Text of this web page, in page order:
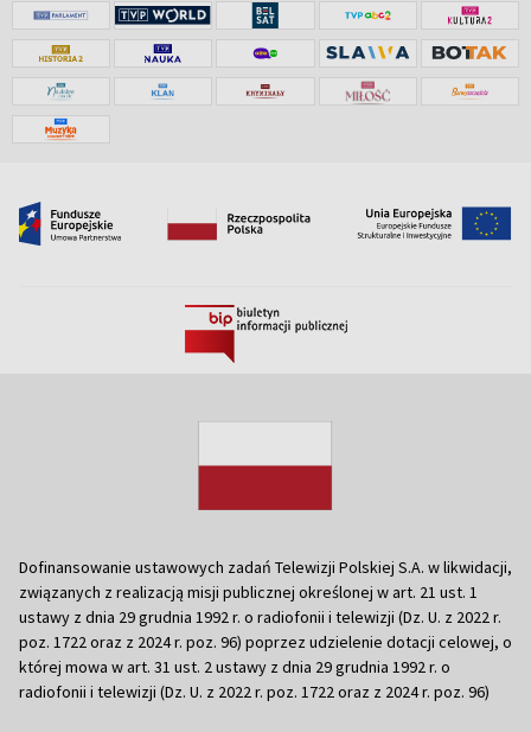
Dofinansowanie ustawowych zadań Telewizji Polskiej S.A. w likwidacji,
związanych z realizacją misji publicznej określonej w art. 21 ust. 1
ustawy z dnia 29 grudnia 1992 r. o radiofonii i telewizji (Dz. U. z 2022 r.
poz. 1722 oraz z 2024 r. poz. 96) poprzez udzielenie dotacji celowej, o
której mowa w art. 31 ust. 2 ustawy z dnia 29 grudnia 1992 r. o
radiofonii i telewizji (Dz. U. z 2022 r. poz. 1722 oraz z 2024 r. poz. 96)